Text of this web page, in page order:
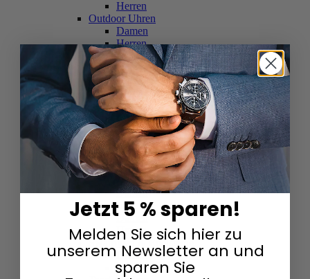
Herren
Outdoor Uhren
Damen
Herren
Schweizer Uhren
Damen
Herren
Skelettuhren
Damen
Herren
Smartwatches
Damen
Herren
Solaruhren
Herren
Damen
Sportuhren
Damen
Herren
Swarovski & Edelsteine
Damen
Herren
Jetzt 5 % sparen!
Melden Sie sich hier zu
unserem Newsletter an und
sparen Sie